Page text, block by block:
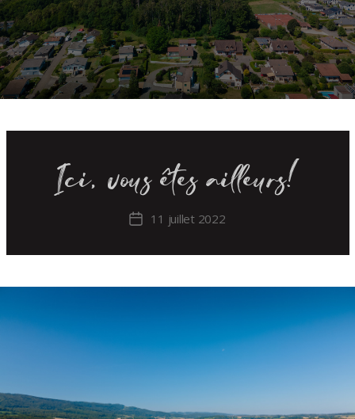
Kza
Jura
Swiss
Ici, vous êtes ailleurs!
Post11 juillet 2022